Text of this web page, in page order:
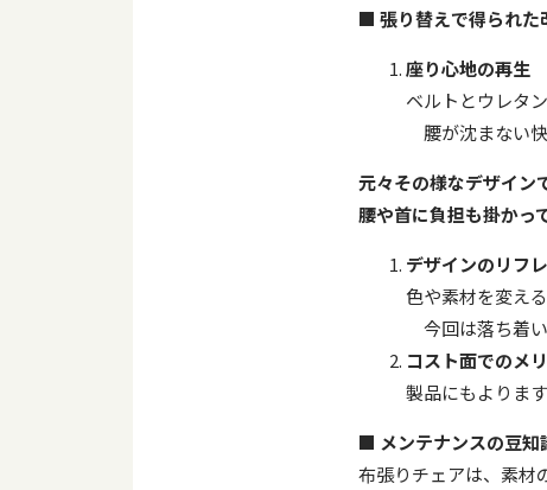
■ 張り替えで得られた
座り心地の再生
ベルトとウレタ
腰が沈まない
元々その様なデザイン
腰や首に負担も掛かっ
デザインのリフ
色や素材を変え
今回は落ち着
コスト面でのメ
製品にもよりま
■ メンテナンスの豆
布張りチェアは、素材